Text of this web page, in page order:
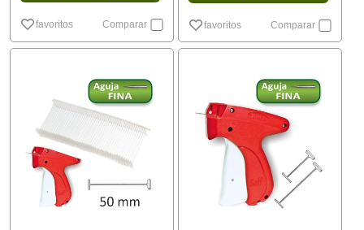
favoritos Comparar favoritos Comparar